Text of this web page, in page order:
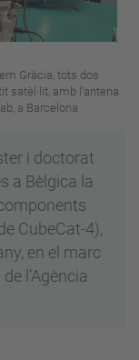
Gràcia, tots dos
satèl·lit, amb l'antena
a Barcelona
i doctorat
a Bèlgica la
CubeCat-4),
en el marc
l’Agència